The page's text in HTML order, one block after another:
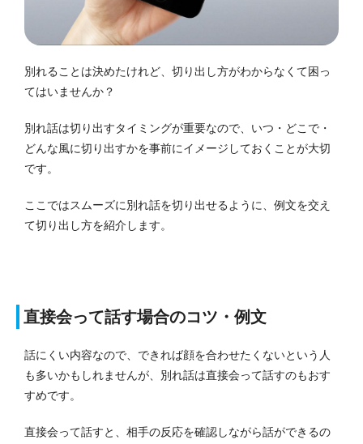
別れることは決めたけれど、切り出し方がわからなくて困っ
てはいませんか？
別れ話は切り出すタイミングが重要なので、いつ・どこで・
どんな風に切り出すかを事前にイメージしておくことが大切
です。
ここではスムーズに別れ話を切り出せるように、例文を交え
て切り出し方を紹介します。
直接会って話す場合のコツ・例文
話にくい内容なので、できれば顔を合わせたくないという人
も多いかもしれませんが、別れ話は直接会って話すのもおす
すめです。
直接会って話すと、相手の反応を確認しながら話ができるの